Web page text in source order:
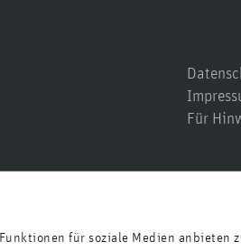
für soziale Medien anbieten
Für